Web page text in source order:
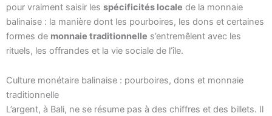
pour vraiment saisir les spécificités locale de la monnaie
balinaise : la manière dont les pourboires, les dons et certaines
formes de monnaie traditionnelle s’entremêlent avec les
rituels, les offrandes et la vie sociale de l’île.
Culture monétaire balinaise : pourboires, dons et monnaie
traditionnelle
L’argent, à Bali, ne se résume pas à des chiffres et des billets. Il